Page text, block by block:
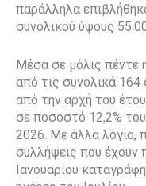
παράλληλα
συνολικού ύψους
Μέσα σε μόλις πέντε
από τις συνολικά
από την αρχή του
σε ποσοστό 12,2%
2026. Με άλλα λόγια,
συλλήψεις που έχουν
Ιανουαρίου